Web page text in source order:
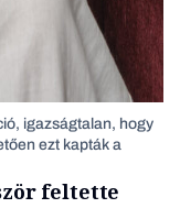
igazságtalan, hogy
ezt kapták a
feltette